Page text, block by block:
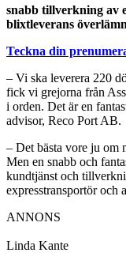
snabb tillverkning av
blixtleverans
Teckna din
– Vi ska leverera 220
fick vi grejorna från
i orden. Det är en
advisor, Reco Port AB.
– Det bästa vore ju om
Men en snabb och
kundtjänst och
expresstransportör och
ANNONS
Linda Kante